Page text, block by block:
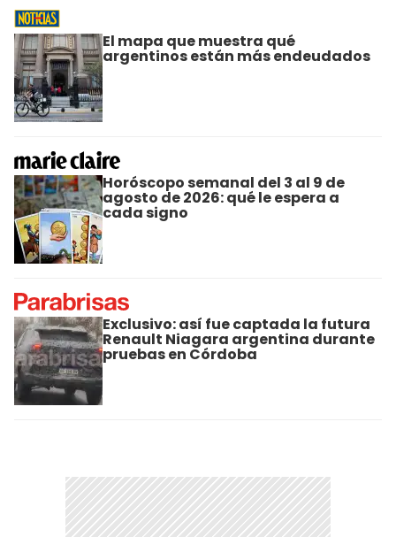
El mapa que muestra qué
argentinos están más endeudados
Horóscopo semanal del 3 al 9 de
agosto de 2026: qué le espera a
cada signo
Exclusivo: así fue captada la futura
Renault Niagara argentina durante
pruebas en Córdoba